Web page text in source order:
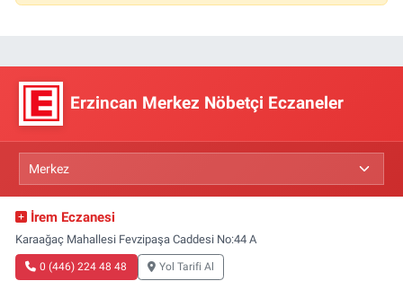
Erzincan Merkez Nöbetçi Eczaneler
İrem Eczanesi
Karaağaç Mahallesi Fevzipaşa Caddesi No:44 A
0 (446) 224 48 48 Yol Tarifi Al